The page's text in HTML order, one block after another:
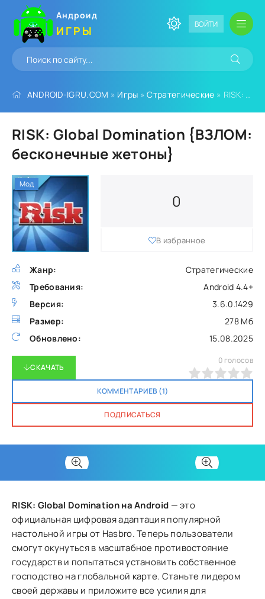
Андроид
ИГРЫ ВОЙТИ
ANDROID-IGRU.COM » Игры »Стратегические » RISK: Global Domination {ВЗЛОМ: бесконечные жетоны}
RISK: Global Domination {ВЗЛОМ:
бесконечные жетоны}
Жанр:
Стратегические
Требования:
Android 4.4+
Версия:
3.6.0.1429
Размер:
278 Мб
Обновлено:
15.08.2025
0
В избранное
СКАЧАТЬ
КОММЕНТАРИЕВ (1)
ПОДПИСАТЬСЯ
0 голосов
Мод
RISK: Global Domination на Android — это
официальная цифровая адаптация популярной
настольной игры от Hasbro. Теперь пользователи
смогут окунуться в масштабное противостояние
государств и попытаться установить собственное
господство на глобальной карте. Станьте лидером
своей державы и приложите все усилия для